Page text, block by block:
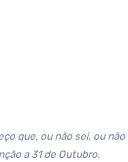
que, ou não sei, ou
a 31 de Outubro.